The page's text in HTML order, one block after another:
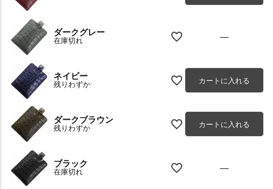
ダークグレー
在庫切れ —
ネイビー
残りわずか カートに入れる
ダークブラウン
残りわずか カートに入れる
ブラック
在庫切れ —